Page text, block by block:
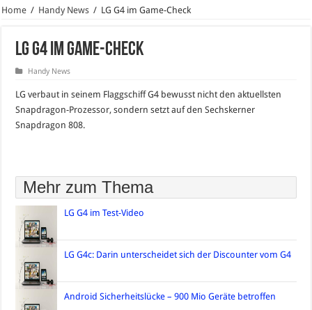
Home / Handy News / LG G4 im Game-Check
LG G4 im Game-Check
Handy News
LG verbaut in seinem Flaggschiff G4 bewusst nicht den aktuellsten
Snapdragon-Prozessor, sondern setzt auf den Sechskerner
Snapdragon 808.
Mehr zum Thema
LG G4 im Test-Video
LG G4c: Darin unterscheidet sich der Discounter vom G4
Android Sicherheitslücke – 900 Mio Geräte betroffen